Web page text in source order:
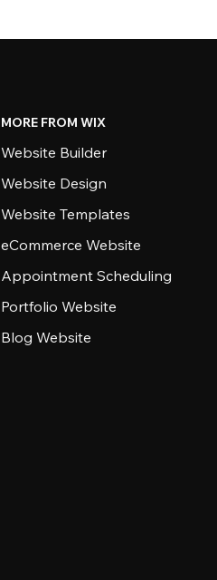
MORE FROM WIX
Website Builder
Website Design
Website Templates
eCommerce Website
Appointment Scheduling
Portfolio Website
Blog Website